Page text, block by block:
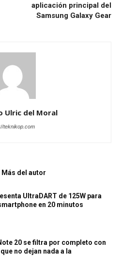
aplicación principal del
Samsung Galaxy Gear
Ulric del Moral
teknikop.com
Más del autor
UltraDART de 125W para
en 20 minutos
20 se filtra por completo con
no dejan nada a la